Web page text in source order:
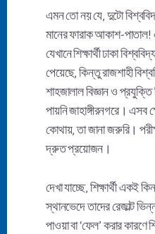
এমন তো নয় যে, দুটো
মানের ফারাক আকাশ-
যেখানে শিক্ষার্থী ঢাকা
পেয়েছে, কিন্তু রাজশাহী
শাহজালাল বিজ্ঞান ও প্রযুক্তি
পায়নি জাহাঙ্গীরনগরে। এসব
কোথায়, তা জানা জরুরি।
দ্রুত প্রয়োজন।
দেখা যাচ্ছে, শিক্ষার্থী একই
স্থানভেদে তাদের রেজাল্ট
পাওয়া বা ‘ফেল’ করার কারণে